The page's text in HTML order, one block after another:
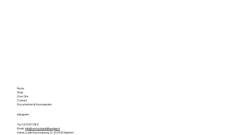
Home
Shop
Over Ons
Contact
Documenten & Voorwaarden
Instagram
Tel. 023 533 3182
Email.info@verhuurbedrijfhangjas.nl
Adres. Izaäk Enschedéweg 31, 2031CR, Haarlem